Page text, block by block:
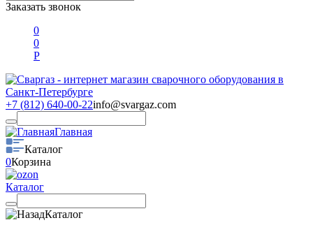
Заказать звонок
0
0
Р
+7 (812) 640-00-22info@svargaz.com
Главная
Каталог
0Корзина
Каталог
Каталог